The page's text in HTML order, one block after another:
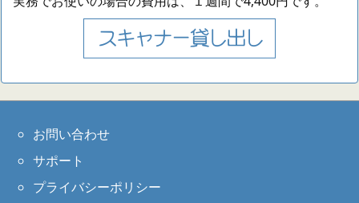
お問い合わせ
サポート
プライバシーポリシー